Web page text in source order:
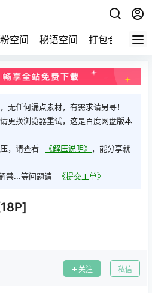
空间 秘语空间 打包合集 关
无任何漏点素材，有需求请另寻！
更换浏览器重试，这是百度网盘版本
，请查看
《解压说明》 ，能分享就
禁...等问题请
《提交工单》
关注 私信